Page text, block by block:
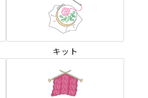
キット